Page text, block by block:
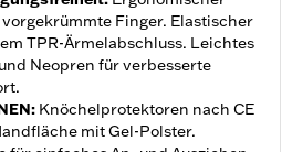
vorgekrümmte Finger. Elastischer
TPR-Ärmelabschluss. Leichtes
Neopren für verbesserte
: Knöchelprotektoren nach CE
mit Gel-Polster.